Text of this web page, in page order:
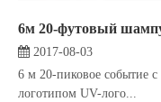
2017-08-03
6 м 20-пиковое событие
логотипом UV-лого...